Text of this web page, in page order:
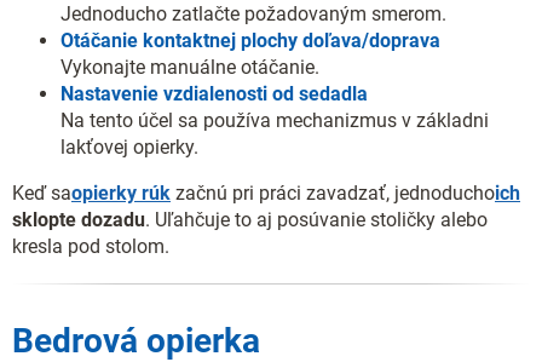
Jednoducho zatlačte požadovaným smerom.
Otáčanie kontaktnej plochy doľava/doprava
Vykonajte manuálne otáčanie.
Nastavenie vzdialenosti od sedadla
Na tento účel sa používa mechanizmus v základni
lakťovej opierky.
Keď saopierky rúk začnú pri práci zavadzať, jednoduchoich
sklopte dozadu. Uľahčuje to aj posúvanie stoličky alebo
kresla pod stolom.
Bedrová opierka